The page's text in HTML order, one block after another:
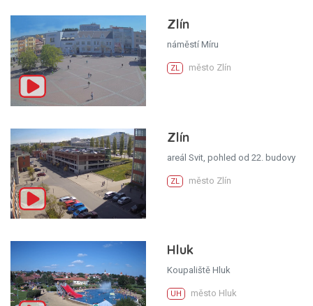
Zlín
náměstí Míru
ZL město Zlín
Zlín
areál Svit, pohled od 22. budovy
ZL město Zlín
Hluk
Koupaliště Hluk
UH město Hluk